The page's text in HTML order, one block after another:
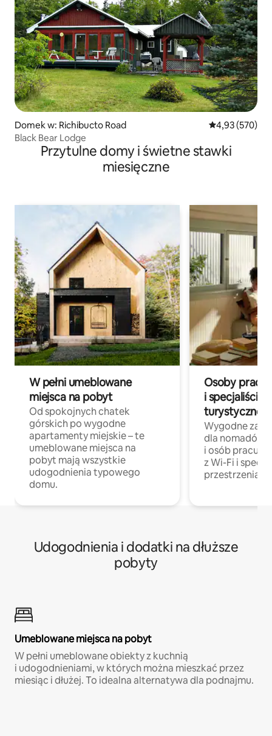
Domek w: Richibucto Road Średnia
4,93 (570)
Black Bear Lodge
Przytulne domy i świetne stawki
miesięczne
W pełni umeblowane
miejsca na pobyt
Od spokojnych chatek
górskich po wygodne
apartamenty miejskie – te
umeblowane miejsca na
pobyt mają wszystkie
udogodnienia typowego
domu.
Osoby
i specjaliści z
turystycznej
Wygodne
dla nomadów
i osób
z Wi-Fi i
przestrzenią
Udogodnienia i dodatki na dłuższe
pobyty
Umeblowane miejsca na pobyt
W pełni umeblowane obiekty z kuchnią
i udogodnieniami, w których można mieszkać przez
miesiąc i dłużej. To idealna alternatywa dla podnajmu.